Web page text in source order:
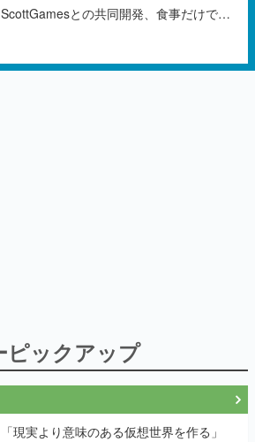
「現実より意味のある仮想世界を作る」
──『EVE Online』の生みの親が18年掲げ
く本気だった